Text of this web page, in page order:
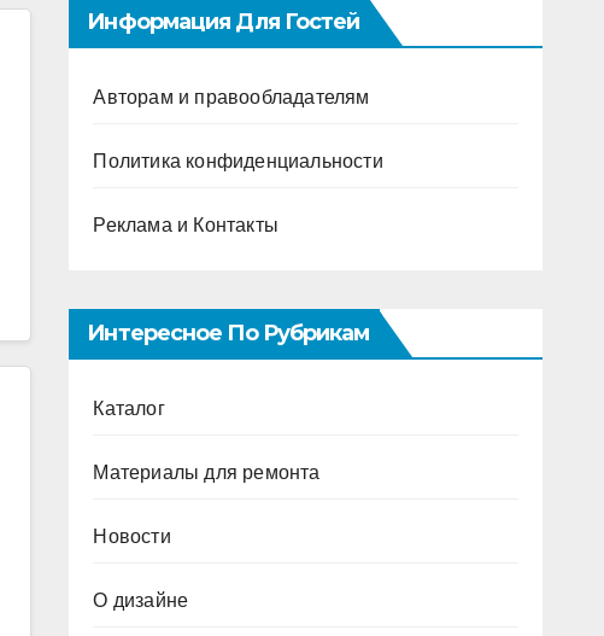
Информация Для Гостей
Авторам и правообладателям
Политика конфиденциальности
Реклама и Контакты
Интересное По Рубрикам
Каталог
Материалы для ремонта
Новости
О дизайне